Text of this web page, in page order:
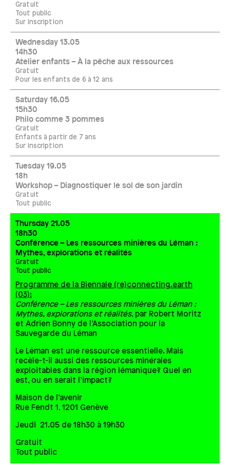
Gratuit
Tout public
Sur inscription
Wednesday 13.05
14h30
Atelier enfants – À la pêche aux ressources
Gratuit
Pour les enfants de 6 à 12 ans
Saturday 16.05
15h30
Philo comme 3 pommes
Gratuit
Enfants à partir de 7 ans
Sur inscription
Tuesday 19.05
18h
Workshop – Diagnostiquer le sol de son jardin
Gratuit
Tout public
Thursday 21.05
18h30
Conférence – Les ressources minières du Léman :
Mythes, explorations et réalités
Gratuit
Tout public
Programme de la Biennale (re)connecting.earth
(03):
Conférence – Les ressources minières du Léman :
Mythes, explorations et réalités, par Robert Moritz
et Adrien Bonny de l’Association pour la
Sauvegarde du Léman
Le Léman est une ressource essentielle. Mais
recèle-t-il aussi des ressources minérales
exploitables dans la région lémanique? Quel en
est, ou en serait l’impact?
Maison de l’avenir
Rue Fendt 1, 1201 Genève
Jeudi 21.05 de 18h30 à 19h30
Gratuit
Tout public